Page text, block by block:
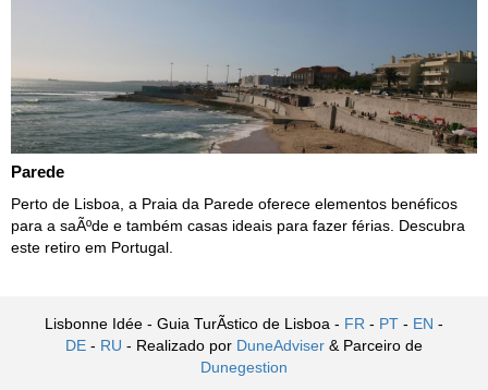
Parede
Perto de Lisboa, a Praia da Parede oferece elementos benéficos
para a saÃºde e também casas ideais para fazer férias. Descubra
este retiro em Portugal.
Lisbonne Idée - Guia TurÃ­stico de Lisboa - FR - PT - EN -
DE - RU - Realizado por DuneAdviser & Parceiro de
Dunegestion